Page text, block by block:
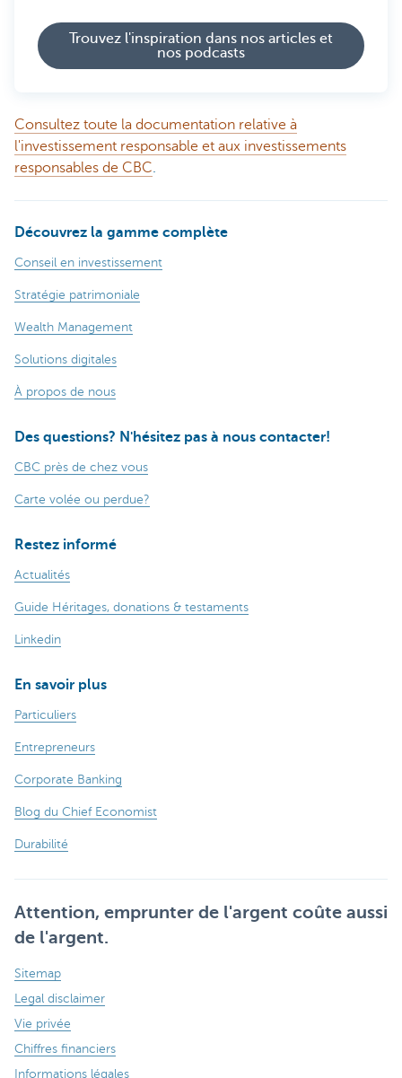
Trouvez l'inspiration dans nos articles et
nos podcasts
Consultez toute la documentation relative à
l'investissement responsable et aux investissements
responsables de CBC
Découvrez la gamme complète
Conseil en investissement
Stratégie patrimoniale
Wealth Management
Solutions digitales
À propos de nous
Des questions? N'hésitez pas à nous contacter!
CBC près de chez vous
Carte volée ou perdue?
Restez informé
Actualités
Guide Héritages, donations & testaments
Linkedin
En savoir plus
Particuliers
Entrepreneurs
Corporate Banking
Blog du Chief Economist
Durabilité
Attention, emprunter de l'argent coûte aussi
de l'argent.
Sitemap
Legal disclaimer
Vie privée
Chiffres financiers
Informations légales